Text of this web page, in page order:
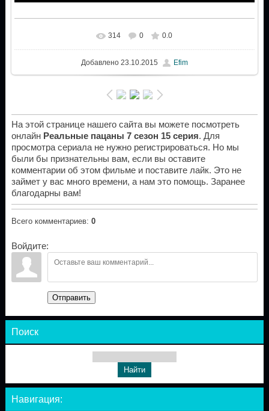
314 0 0.0
Добавлено23.10.2015 Efim
На этой странице нашего сайта вы можете посмотреть
онлайн Реальные пацаны 7 сезон 15 серия. Для
просмотра сериала не нужно регистрироваться. Но мы
были бы признательны вам, если вы оставите
комментарии об этом фильме и поставите лайк. Это не
займет у вас много времени, а нам это помощь. Заранее
благодарны вам!
Всего комментариев: 0
Войдите:
Отправить
Поиск
Навигация: